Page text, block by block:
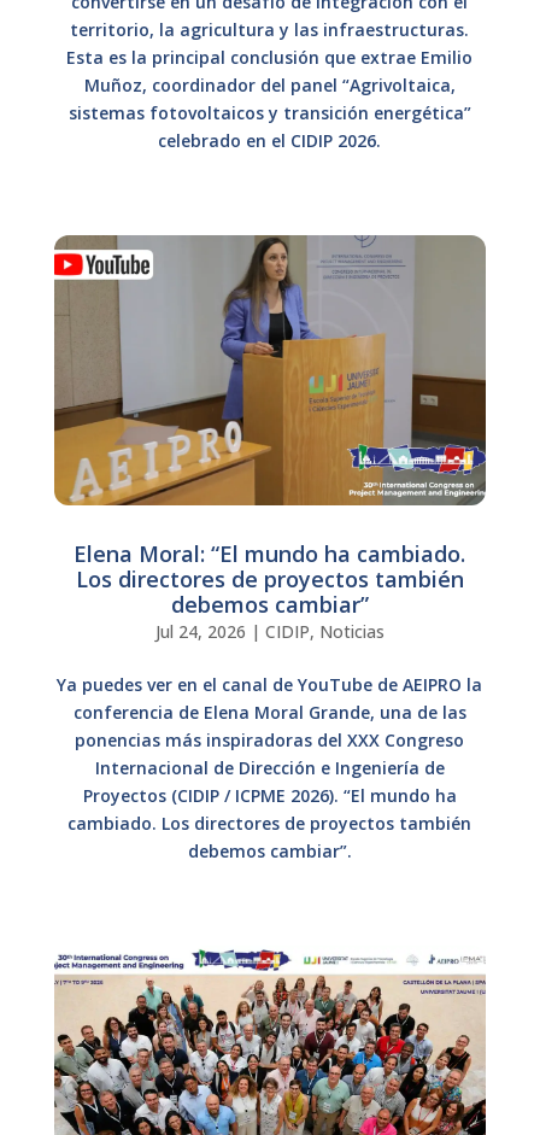
territorio, la agricultura y las infraestructuras.
Esta es la principal conclusión que extrae Emilio
Muñoz, coordinador del panel “Agrivoltaica,
sistemas fotovoltaicos y transición energética”
celebrado en el CIDIP 2026.
Elena Moral: “El mundo ha cambiado.
Los directores de proyectos también
debemos cambiar”
Jul 24, 2026 | CIDIP, Noticias
Ya puedes ver en el canal de YouTube de AEIPRO la
conferencia de Elena Moral Grande, una de las
ponencias más inspiradoras del XXX Congreso
Internacional de Dirección e Ingeniería de
Proyectos (CIDIP / ICPME 2026). “El mundo ha
cambiado. Los directores de proyectos también
debemos cambiar”.